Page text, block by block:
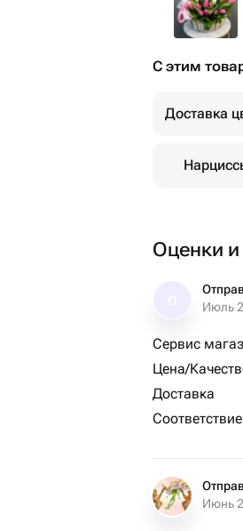
С этим
Доставка
Оценки
Июль
Сервис
Цена/
Доставка
Соответствие
Июнь